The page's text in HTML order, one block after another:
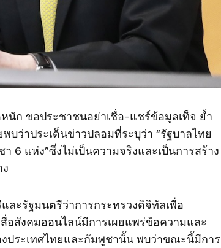
นัก ขอประชาชนอย่าเชื่อ-แชร์ข้อมูลเท็จ ย้ำ
ว่าประเด็นข่าวปลอมที่ระบุว่า “รัฐบาลไทย
6 แห่ง”ซึ่งไม่เป็นความจริงและเป็นการสร้าง
ละรัฐมนตรีว่าการกระทรวงดิจิทัลเพื่อ
อสังคมออนไลน์มีการเผยแพร่ข้อความและ
ประเทศไทยและกัมพูชานั้น พบว่าขณะนี้มีการ